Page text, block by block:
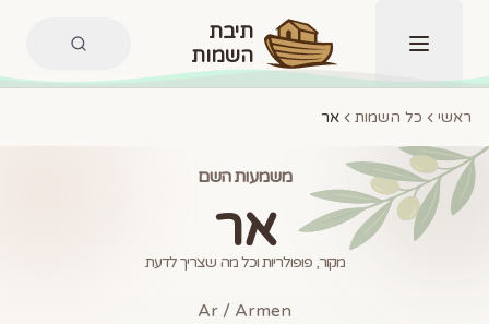
תפריט
תיבת
השמות
ראשי כל השמות אר
משמעות השם
אר
מקור, פופולריות וכל מה שצריך לדעת
Ar / Armen